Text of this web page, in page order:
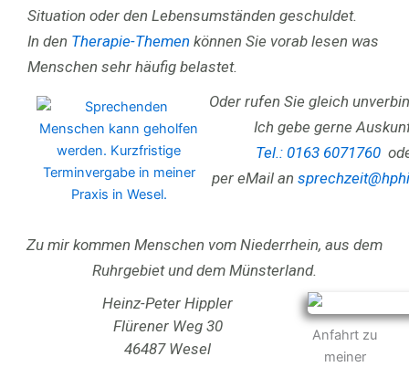
Situation oder den Lebensumständen geschuldet.
In den Therapie-Themen können Sie vorab lesen was
Menschen sehr häufig belastet.
Oder rufen Sie gleich
Ich gebe gerne
Tel.: 0163 6071760
per eMail an
Zu mir kommen Menschen vom Niederrhein, aus dem
Ruhrgebiet und dem Münsterland.
Anfahrt zu
meiner
Heinz-Peter Hippler
Flürener Weg 30
46487 Wesel